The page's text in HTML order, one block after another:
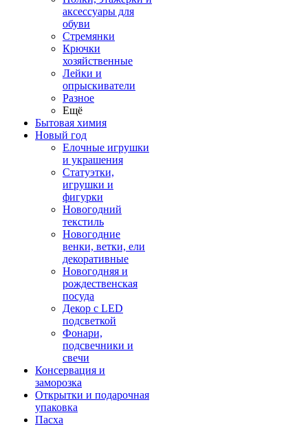
аксессуары для
обуви
Стремянки
Крючки
хозяйственные
Лейки и
опрыскиватели
Разное
Ещё
Бытовая химия
Новый год
Елочные игрушки
и украшения
Статуэтки,
игрушки и
фигурки
Новогодний
текстиль
Новогодние
венки, ветки, ели
декоративные
Новогодняя и
рождественская
посуда
Декор с LED
подсветкой
Фонари,
подсвечники и
свечи
Консервация и
заморозка
Открытки и подарочная
упаковка
Пасха